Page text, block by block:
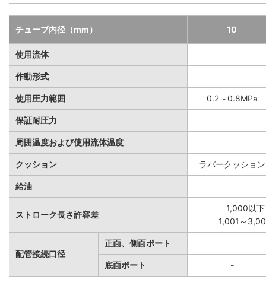
チューブ内径（mm） 10
使用流体
作動形式
使用圧力範囲 0.2～0.8MPa
保証耐圧力
周囲温度および使用流体温度
クッション ラバークッション
給油
ストローク長さ許容差
1,000以
1,001～
配管接続口径
正面、側面ポート
底面ポート -